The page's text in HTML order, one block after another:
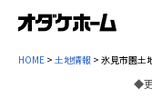
HOME > 土地情報 > 氷見市園土
◆